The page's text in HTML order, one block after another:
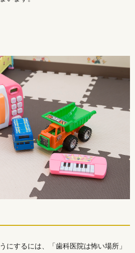
にするには、「歯科医院は怖い場所」